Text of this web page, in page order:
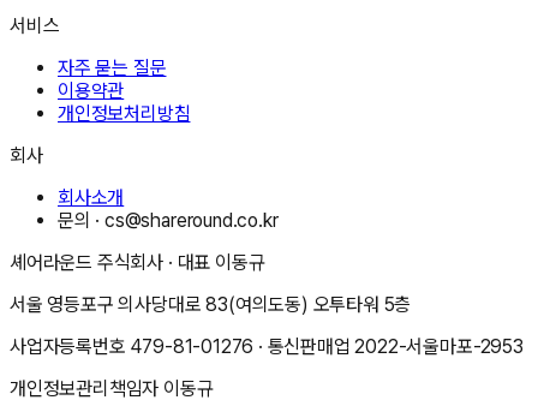
서비스
자주 묻는 질문
이용약관
개인정보처리방침
회사
회사소개
문의 ·cs@shareround.co.kr
셰어라운드 주식회사 · 대표 이동규
서울 영등포구 의사당대로 83(여의도동) 오투타워 5층
사업자등록번호 479-81-01276 · 통신판매업2022-서울마포-2953
개인정보관리책임자 이동규